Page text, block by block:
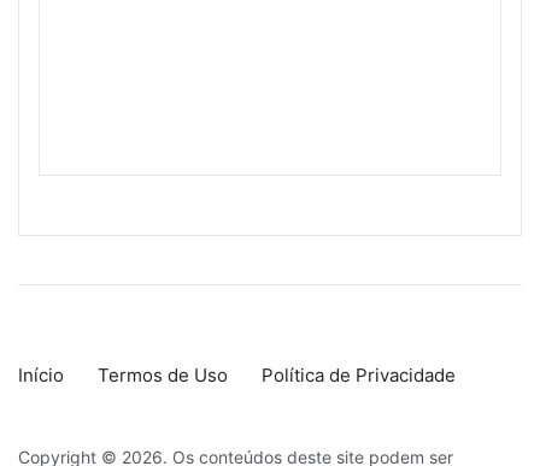
Início Termos de Uso Política de Privacidade
Copyright © 2026. Os conteúdos deste site podem ser